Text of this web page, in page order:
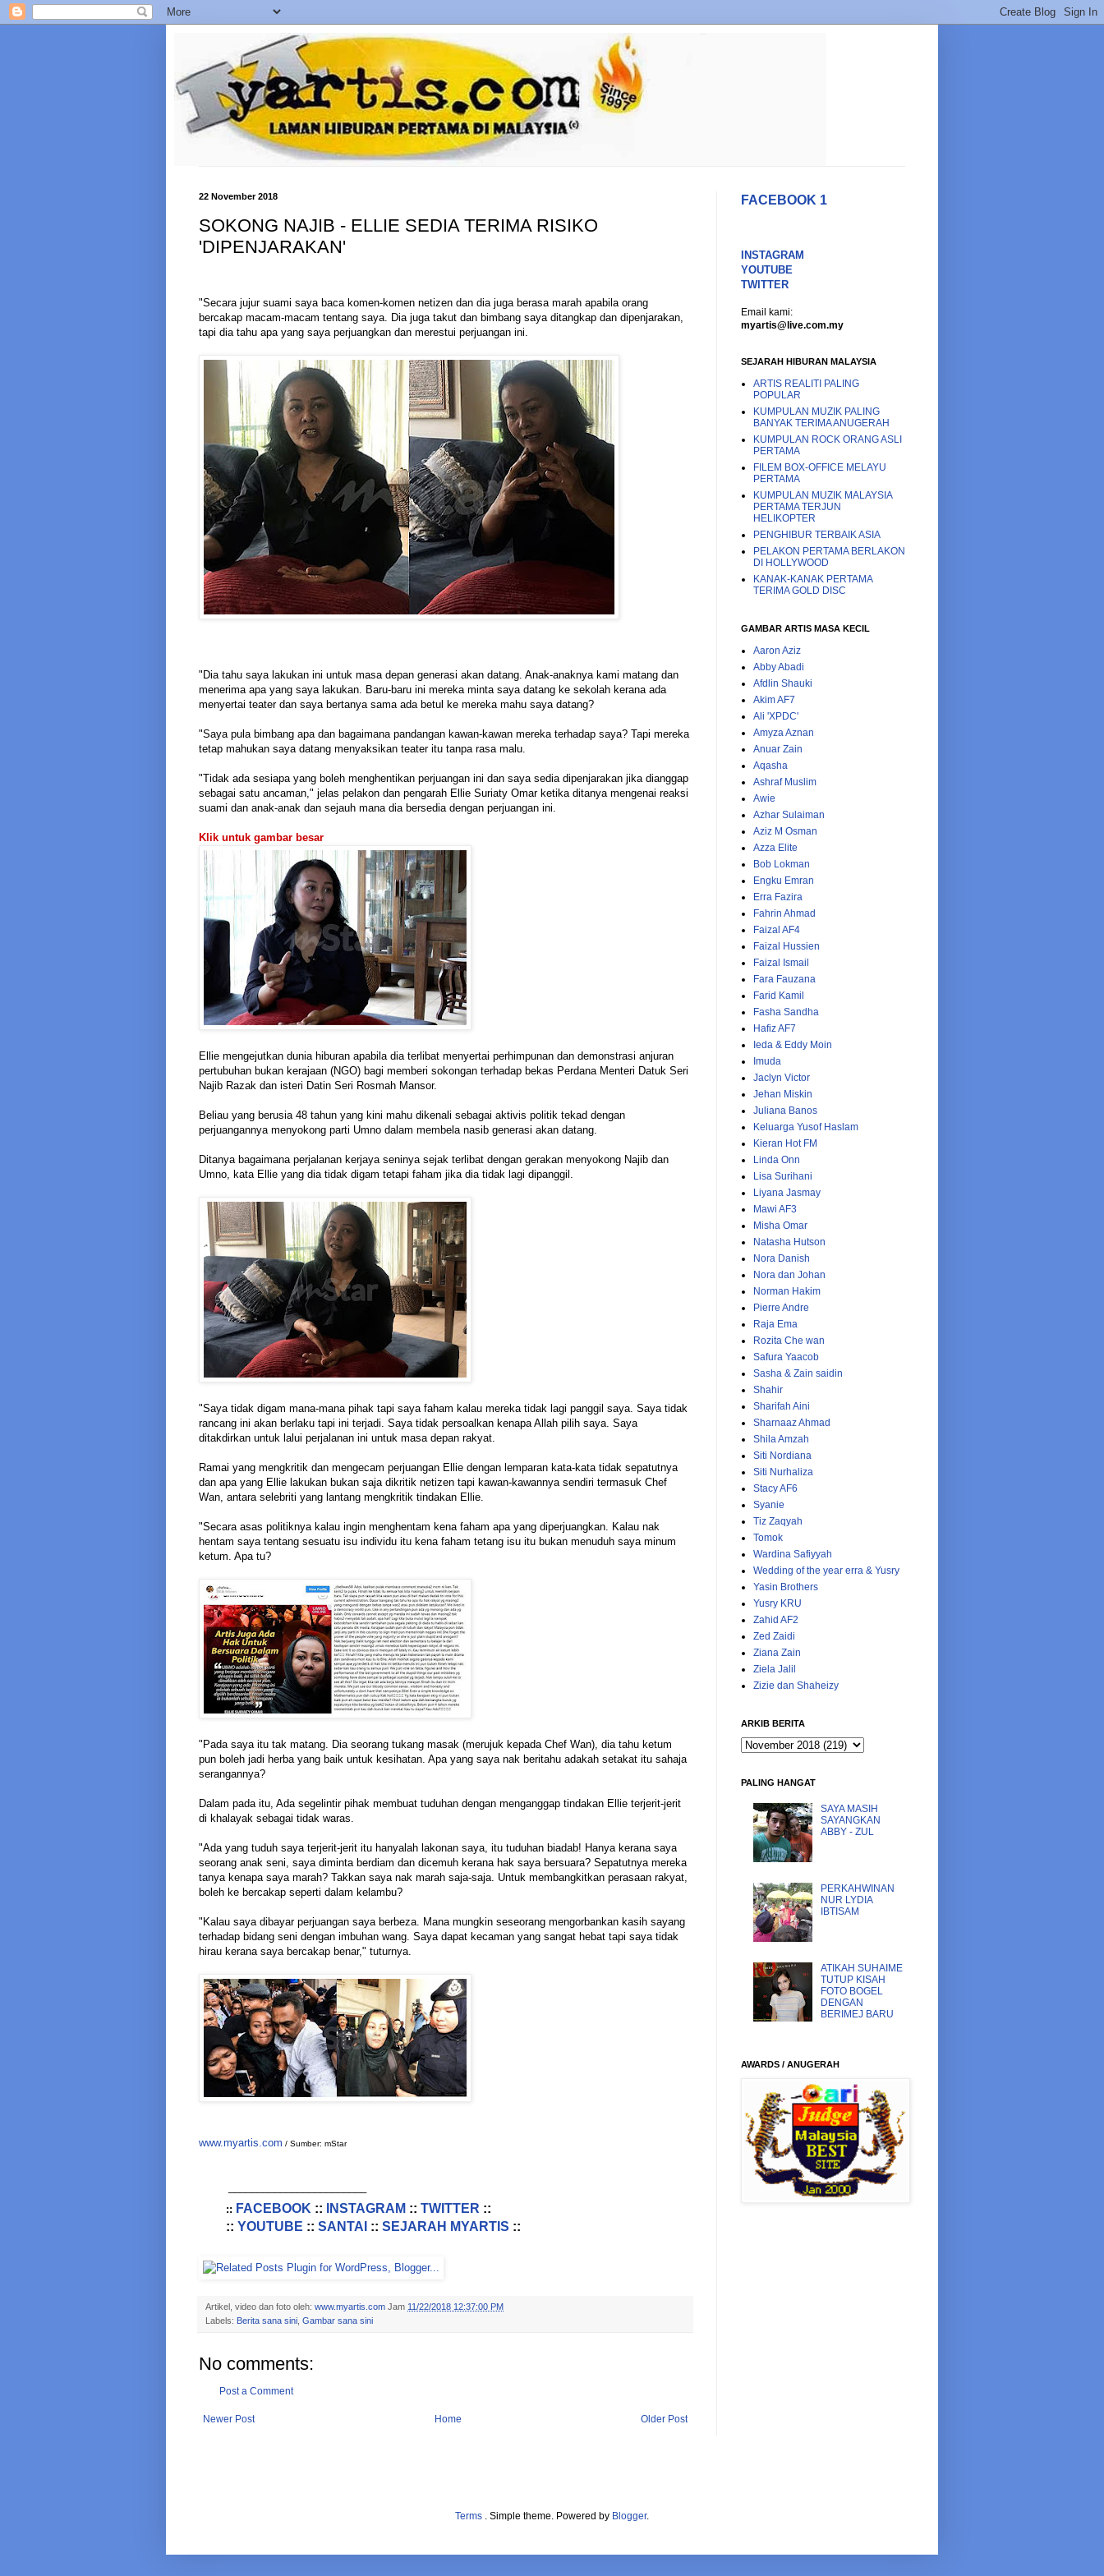
22 November 2018
SOKONG NAJIB - ELLIE SEDIA TERIMA RISIKO
'DIPENJARAKAN'
"Secara jujur suami saya baca komen-komen netizen dan dia juga berasa marah apabila orang
bercakap macam-macam tentang saya. Dia juga takut dan bimbang saya ditangkap dan dipenjarakan,
tapi dia tahu apa yang saya perjuangkan dan merestui perjuangan ini.
"Dia tahu saya lakukan ini untuk masa depan generasi akan datang. Anak-anaknya kami matang dan
menerima apa yang saya lakukan. Baru-baru ini mereka minta saya datang ke sekolah kerana ada
menyertai teater dan saya bertanya sama ada betul ke mereka mahu saya datang?
"Saya pula bimbang apa dan bagaimana pandangan kawan-kawan mereka terhadap saya? Tapi mereka
tetap mahukan saya datang menyaksikan teater itu tanpa rasa malu.
"Tidak ada sesiapa yang boleh menghentikan perjuangan ini dan saya sedia dipenjarakan jika dianggap
sebagai satu ancaman," jelas pelakon dan pengarah Ellie Suriaty Omar ketika ditanya mengenai reaksi
suami dan anak-anak dan sejauh mana dia bersedia dengan perjuangan ini.
Klik untuk gambar besar
Ellie mengejutkan dunia hiburan apabila dia terlibat menyertai perhimpunan dan demonstrasi anjuran
pertubuhan bukan kerajaan (NGO) bagi memberi sokongan terhadap bekas Perdana Menteri Datuk Seri
Najib Razak dan isteri Datin Seri Rosmah Mansor.
Beliau yang berusia 48 tahun yang kini mahu dikenali sebagai aktivis politik tekad dengan
perjuangannya menyokong parti Umno dalam membela nasib generasi akan datang.
Ditanya bagaimana perjalanan kerjaya seninya sejak terlibat dengan gerakan menyokong Najib dan
Umno, kata Ellie yang dia tidak digam tetapi faham jika dia tidak lagi dipanggil.
"Saya tidak digam mana-mana pihak tapi saya faham kalau mereka tidak lagi panggil saya. Saya tidak
rancang ini akan berlaku tapi ini terjadi. Saya tidak persoalkan kenapa Allah pilih saya. Saya
ditakdirkan untuk lalui perjalanan ini untuk masa depan rakyat.
Ramai yang mengkritik dan mengecam perjuangan Ellie dengan lemparan kata-kata tidak sepatutnya
dan apa yang Ellie lakukan bukan saja dikritik netizen tapi kawan-kawannya sendiri termasuk Chef
Wan, antara selebriti yang lantang mengkritik tindakan Ellie.
"Secara asas politiknya kalau ingin menghentam kena faham apa yang diperjuangkan. Kalau nak
hentam saya tentang sesuatu isu individu itu kena faham tetang isu itu bukan menuduh saya minum
ketum. Apa tu?
"Pada saya itu tak matang. Dia seorang tukang masak (merujuk kepada Chef Wan), dia tahu ketum
pun boleh jadi herba yang baik untuk kesihatan. Apa yang saya nak beritahu adakah setakat itu sahaja
serangannya?
Dalam pada itu, Ada segelintir pihak membuat tuduhan dengan menganggap tindakan Ellie terjerit-jerit
di khalayak sebagai tidak waras.
"Ada yang tuduh saya terjerit-jerit itu hanyalah lakonan saya, itu tuduhan biadab! Hanya kerana saya
seorang anak seni, saya diminta berdiam dan dicemuh kerana hak saya bersuara? Sepatutnya mereka
tanya kenapa saya marah? Takkan saya nak marah saja-saja. Untuk membangkitkan perasaan rakyat,
boleh ke bercakap seperti dalam kelambu?
"Kalau saya dibayar perjuangan saya berbeza. Mana mungkin seseorang mengorbankan kasih sayang
terhadap bidang seni dengan imbuhan wang. Saya dapat kecaman yang sangat hebat tapi saya tidak
hirau kerana saya bercakap benar," tuturnya.
www.myartis.com / Sumber: mStar
:: FACEBOOK :: INSTAGRAM :: TWITTER ::
:: YOUTUBE :: SANTAI :: SEJARAH MYARTIS ::
Artikel, video dan foto oleh: www.myartis.com Jam 11/22/2018 12:37:00 PM
Labels: Berita sana sini Gambar sana sini
No comments:
Post a Comment
Newer Post Older Post
Home
FACEBOOK 1
INSTAGRAM
YOUTUBE
TWITTER
Email kami:
myartis@live.com.my
SEJARAH HIBURAN MALAYSIA
ARTIS REALITI PALING
POPULAR
KUMPULAN MUZIK PALING
BANYAK TERIMA ANUGERAH
KUMPULAN ROCK ORANG ASLI
PERTAMA
FILEM BOX-OFFICE MELAYU
PERTAMA
KUMPULAN MUZIK MALAYSIA
PERTAMA TERJUN
HELIKOPTER
PENGHIBUR TERBAIK ASIA
PELAKON PERTAMA BERLAKON
DI HOLLYWOOD
KANAK-KANAK PERTAMA
TERIMA GOLD DISC
GAMBAR ARTIS MASA KECIL
Aaron Aziz
Abby Abadi
Afdlin Shauki
Akim AF7
Ali 'XPDC'
Amyza Aznan
Anuar Zain
Aqasha
Ashraf Muslim
Awie
Azhar Sulaiman
Aziz M Osman
Azza Elite
Bob Lokman
Engku Emran
Erra Fazira
Fahrin Ahmad
Faizal AF4
Faizal Hussien
Faizal Ismail
Fara Fauzana
Farid Kamil
Fasha Sandha
Hafiz AF7
Ieda & Eddy Moin
Imuda
Jaclyn Victor
Jehan Miskin
Juliana Banos
Keluarga Yusof Haslam
Kieran Hot FM
Linda Onn
Lisa Surihani
Liyana Jasmay
Mawi AF3
Misha Omar
Natasha Hutson
Nora Danish
Nora dan Johan
Norman Hakim
Pierre Andre
Raja Ema
Rozita Che wan
Safura Yaacob
Sasha & Zain saidin
Shahir
Sharifah Aini
Sharnaaz Ahmad
Shila Amzah
Siti Nordiana
Siti Nurhaliza
Stacy AF6
Syanie
Tiz Zaqyah
Tomok
Wardina Safiyyah
Wedding of the year erra & Yusry
Yasin Brothers
Yusry KRU
Zahid AF2
Zed Zaidi
Ziana Zain
Ziela Jalil
Zizie dan Shaheizy
ARKIB BERITA
PALING HANGAT
SAYA MASIH
SAYANGKAN
ABBY - ZUL
PERKAHWINAN
NUR LYDIA
IBTISAM
ATIKAH SUHAIME
TUTUP KISAH
FOTO BOGEL
DENGAN
BERIMEJ BARU
AWARDS / ANUGERAH
Terms . Simple theme. Powered by Blogger.